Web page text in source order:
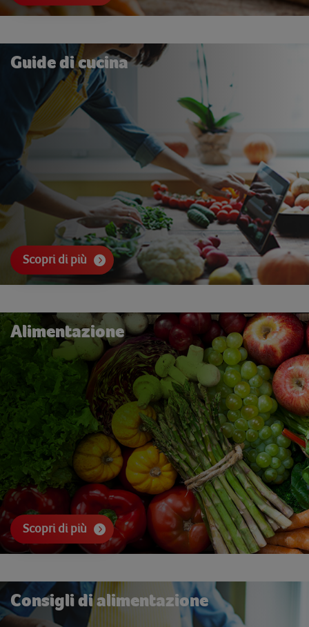
Guide di cucina
Scopri di più
Alimentazione
Scopri di più
Consigli di alimentazione